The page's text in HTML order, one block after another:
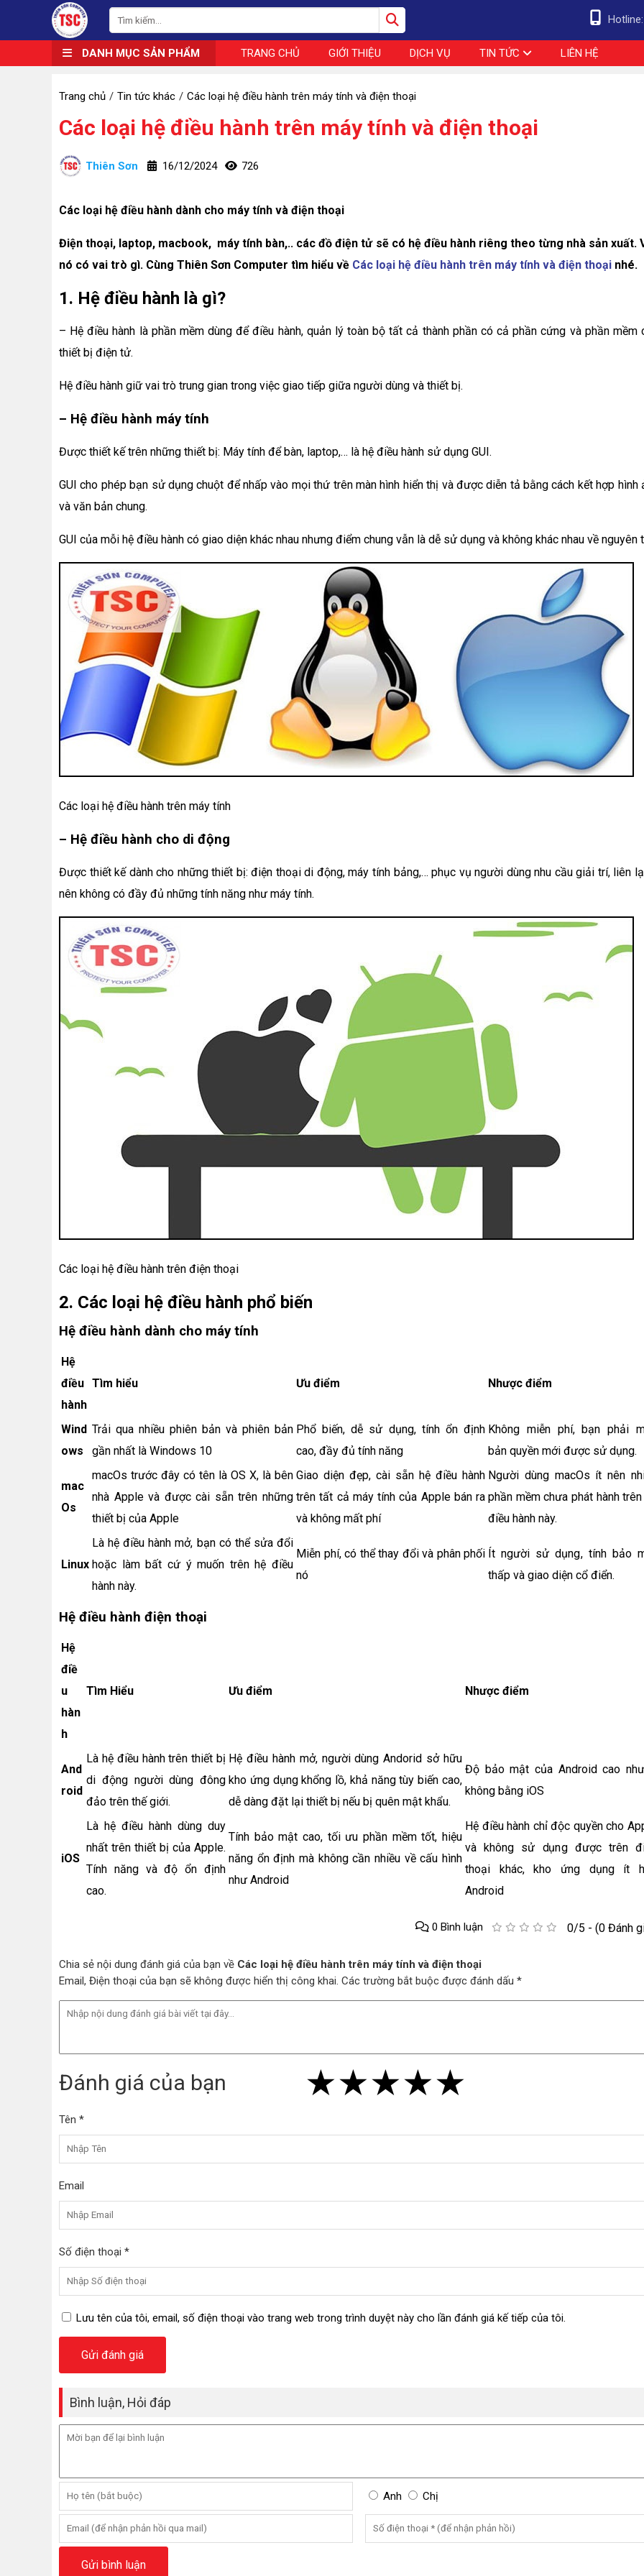
DANH MỤC SẢN PHẨM TRANG CHỦ GIỚI THIỆU DỊCH VỤ TIN TỨC LIÊN HỆ
Trang chủ Tin tức khác Các loại hệ điều hành trên máy tính và điện thoại
Các loại hệ điều hành trên máy tính và điện thoại
Thiên Sơn 16/12/2024 726
Các loại hệ điều hành dành cho máy tính và điện thoại
Điện thoại, laptop, macbook, máy tính bàn,.. các đồ điện tử sẽ có hệ điều hành riêng theo từng nhà sản xuất.
nó có vai trò gì. Cùng Thiên Sơn Computer tìm hiểu về Các loại hệ điều hành trên máy tính và điện thoại nhé.
1. Hệ điều hành là gì?
– Hệ điều hành là phần mềm dùng để điều hành, quản lý toàn bộ tất cả thành phần có cả phần cứng và phần mềm
thiết bị điện tử.
Hệ điều hành giữ vai trò trung gian trong việc giao tiếp giữa người dùng và thiết bị.
– Hệ điều hành máy tính
Được thiết kế trên những thiết bị: Máy tính để bàn, laptop,… là hệ điều hành sử dụng GUI.
GUI cho phép bạn sử dụng chuột để nhấp vào mọi thứ trên màn hình hiển thị và được diễn tả bằng cách kết hợp hình
và văn bản chung.
GUI của mỗi hệ điều hành có giao diện khác nhau nhưng điểm chung vẫn là dễ sử dụng và không khác nhau về nguyên
Các loại hệ điều hành trên máy tính
– Hệ điều hành cho di động
Được thiết kế dành cho những thiết bị: điện thoại di động, máy tính bảng,… phục vụ người dùng nhu cầu giải trí, liên
nên không có đầy đủ những tính năng như máy tính.
Các loại hệ điều hành trên điện thoại
2. Các loại hệ điều hành phổ biến
Hệ điều hành dành cho máy tính
Hệ
điều
hành
Tìm hiểu Ưu điểm Nhược điểm
Wind
ows
Trải qua nhiều phiên bản và phiên bản
gần nhất là Windows 10
Phổ biến, dễ sử dụng, tính ổn định
cao, đầy đủ tính năng
Không miễn phí, bạn phải
bản quyền mới được sử dụng.
mac
Os
macOs trước đây có tên là OS X, là bên
nhà Apple và được cài sẵn trên những
thiết bị của Apple
Giao diện đẹp, cài sẵn hệ điều hành
trên tất cả máy tính của Apple bán ra
và không mất phí
Người dùng macOs ít nên
phần mềm chưa phát hành trên
điều hành này.
Linux
Là hệ điều hành mở, bạn có thể sửa đổi
hoặc làm bất cứ ý muốn trên hệ điều
hành này.
Miễn phí, có thể thay đổi và phân phối
nó
Ít người sử dụng, tính bảo
thấp và giao diện cổ điển.
Hệ điều hành điện thoại
Hệ
điề
u
hàn
h
Tìm Hiểu Ưu điểm Nhược điểm
And
roid
Là hệ điều hành trên thiết bị
di động người dùng đông
đảo trên thế giới.
Hệ điều hành mở, người dùng Andorid sở hữu
kho ứng dụng khổng lồ, khả năng tùy biến cao,
dễ dàng đặt lại thiết bị nếu bị quên mật khẩu.
Độ bảo mật của Android cao
không bằng iOS
iOS
Là hệ điều hành dùng duy
nhất trên thiết bị của Apple.
Tính năng và độ ổn định
cao.
Tính bảo mật cao, tối ưu phần mềm tốt, hiệu
năng ổn định mà không cần nhiều về cấu hình
như Android
Hệ điều hành chỉ độc quyền cho
và không sử dụng được trên
thoại khác, kho ứng dụng ít
Android
0/5 - (0 Đánh
0 Bình luận
Chia sẻ nội dung đánh giá của bạn về Các loại hệ điều hành trên máy tính và điện thoại
Email, Điện thoại của bạn sẽ không được hiển thị công khai. Các trường bắt buộc được đánh dấu *
Đánh giá của bạn ★
★★
★★★
★★★★
★★★★★
Tên *
Email
Số điện thoại *
Lưu tên của tôi, email, số điện thoại vào trang web trong trình duyệt này cho lần đánh giá kế tiếp của tôi.
Bình luận, Hỏi đáp
Anh Chị